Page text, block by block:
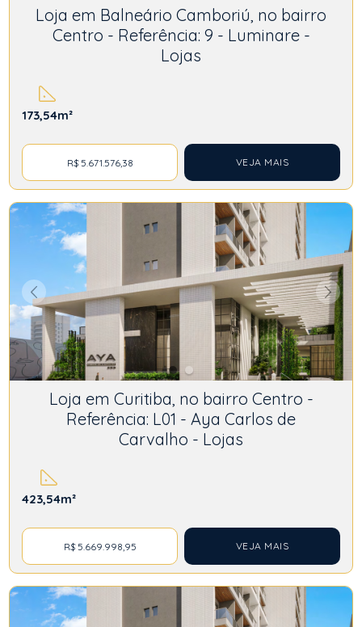
Loja em Balneário Camboriú, no bairro
Centro - Referência: 9 - Luminare -
Lojas
173,54m²
R$ 5.671.576,38 VEJA MAIS
Loja em Curitiba, no bairro Centro -
Referência: L01 - Aya Carlos de
Carvalho - Lojas
423,54m²
R$ 5.669.998,95 VEJA MAIS